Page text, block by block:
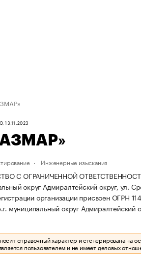
13.11.2023
Инженерные изыскания
С ОГРАНИЧЕННОЙ ОТВЕТСТВЕННОСТЬЮ
округ Адмиралтейский округ, ул.
организации присвоен ОГРН
муниципальный округ
справочный характер и сгенерирована на
пользователем и не имеет деловых